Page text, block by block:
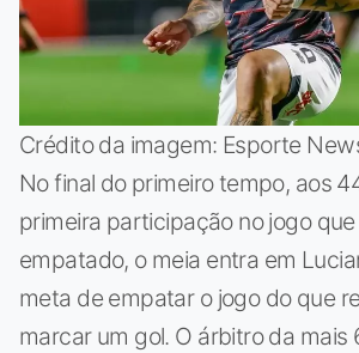
Crédito da imagem: Esporte
No final do primeiro tempo, aos
primeira participação no jogo
empatado, o meia entra em
meta de empatar o jogo do que
marcar um gol. O árbitro da mais